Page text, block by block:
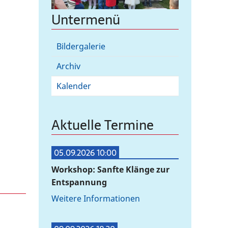
Untermenü
Bildergalerie
Archiv
Kalender
Aktuelle Termine
05.09.2026 10:00
Workshop: Sanfte Klänge zur
Entspannung
Weitere Informationen